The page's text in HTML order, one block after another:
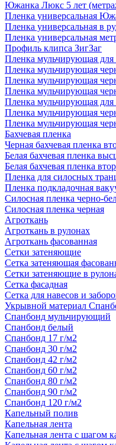
Южанка Люкс 5 лет
Пленка универсальная
Пленка универсальная в
Пленка универсальная
Профиль клипса ЗигЗаг
Пленка мульчирующая для
Пленка мульчирующая
Пленка мульчирующая
Пленка мульчирующая
Пленка мульчирующая
Пленка мульчирующая
Пленка мульчирующая
Бахчевая пленка
Черная бахчевая пленка
Белая бахчевая пленка
Белая бахчевая пленка
Пленка для силосных
Пленка подкладочная
Силосная пленка черно-
Силосная пленка черная
Агроткань
Агроткань в рулонах
Агроткань фасованная
Сетки затеняющие
Сетка затеняющая
Сетки затеняющие в
Сетка фасадная
Сетка для навесов и
Укрывной материал
Спанбонд мульчирующий
Спанбонд белый
Спанбонд 17 г/м2
Спанбонд 30 г/м2
Спанбонд 42 г/м2
Спанбонд 60 г/м2
Спанбонд 80 г/м2
Спанбонд 90 г/м2
Спанбонд 120 г/м2
Капельный полив
Капельная лента
Капельная лента с шагом